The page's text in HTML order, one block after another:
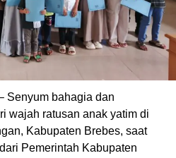
Senyum bahagia dan
wajah ratusan anak yatim di
Kabupaten Brebes, saat
Pemerintah Kabupaten